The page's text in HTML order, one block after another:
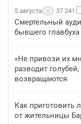
5 августа 37 241
Смертельный
бывшего
«Не привози их
разводит
возвращаются
Как приготовить
от жительницы